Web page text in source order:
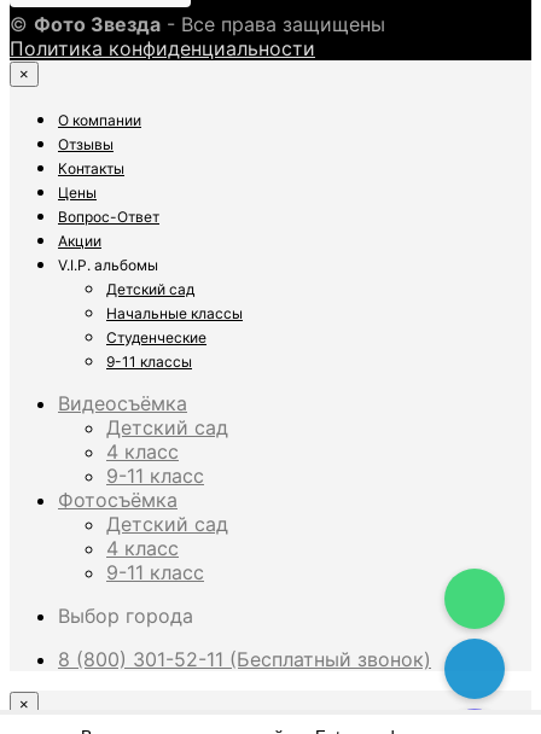
© Фото Звезда - Все права защищены
Политика конфиденциальности
×
О компании
Отзывы
Контакты
Цены
Вопрос-Ответ
Акции
V.I.P. альбомы
Детский сад
Начальные классы
Студенческие
9-11 классы
Видеосъёмка
Детский сад
4 класс
9-11 класс
Фотосъёмка
Детский сад
4 класс
9-11 класс
Выбор города
8 (800) 301-52-11 (Бесплатный звонок)
×